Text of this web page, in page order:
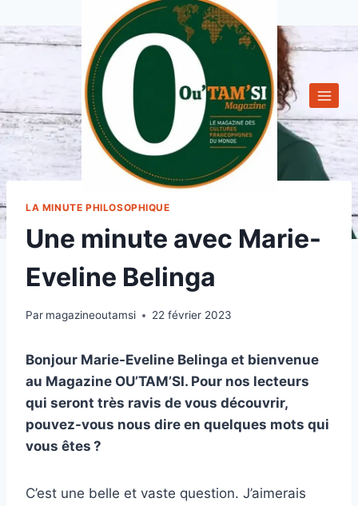
au
LA MINUTE PHILOSOPHIQUE
Une minute avec Marie-
Eveline Belinga
Par magazineoutamsi 22 février 2023
Bonjour Marie-Eveline Belinga et bienvenue
au Magazine OU’TAM’SI. Pour nos lecteurs
qui seront très ravis de vous découvrir,
pouvez-vous nous dire en quelques mots qui
vous êtes ?
C’est une belle et vaste question. J’aimerais